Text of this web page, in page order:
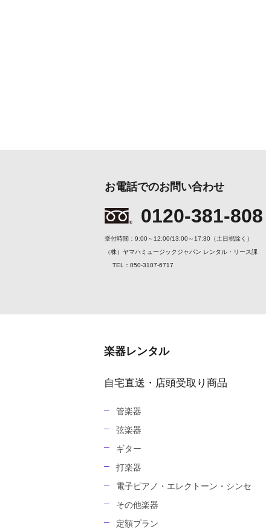
お電話でのお問い合わせ
0120-381-808
受付時間：9:00～12:00/13:00～17:30（土日祝除く）
（株）ヤマハミュージックジャパン レンタル・リース課
TEL：050-3107-6717
楽器レンタル
自宅直送・店頭受取り商品
管楽器
弦楽器
ギター
打楽器
電子ピアノ・エレクトーン・シンセ
その他楽器
定額プラン